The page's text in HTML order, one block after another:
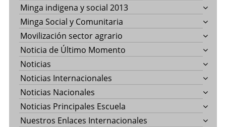
Minga indigena y social 2013
Minga Social y Comunitaria
Movilización sector agrario
Noticia de Último Momento
Noticias
Noticias Internacionales
Noticias Nacionales
Noticias Principales Escuela
Nuestros Enlaces Internacionales